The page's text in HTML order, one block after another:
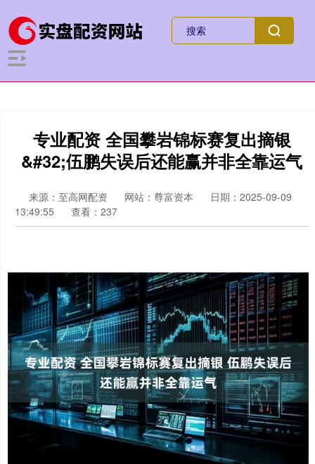
专业配资 全国攀岩锦标赛复出摘银
&#32;伍鹏失误后还能赢并非全靠运气
来源：至高网配资 网站：尊富资本
日期：2025-09-09
13:49:55
查看：237